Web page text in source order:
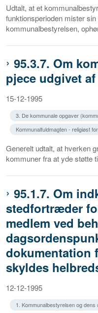
Udtalt, at et
funktionsperioden mister
kommunalbestyrelsen,
95.3.7. Om
pjece udgivet
15-12-1995
3. De kommunale opgaver
Kommunalfuldmagten - religiøst
Generelt udtalt, at hverken
kommuner fra at yde støtte
95.1.7. Om
stedfortræder
medlem ved
dokumentation
skyldes
12-12-1995
1. Kommunalbestyrelsen og dens